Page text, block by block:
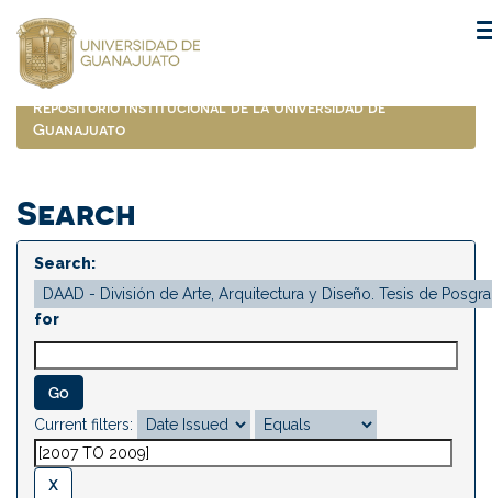
navigation
Repositorio Institucional de la Universidad de
Guanajuato
Search
Search:
for
Current filters: